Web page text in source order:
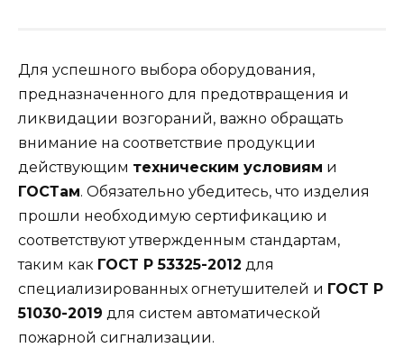
Для успешного выбора оборудования,
предназначенного для предотвращения и
ликвидации возгораний, важно обращать
внимание на соответствие продукции
действующим техническим условиям и
ГОСТам. Обязательно убедитесь, что изделия
прошли необходимую сертификацию и
соответствуют утвержденным стандартам,
таким как ГОСТ Р 53325-2012 для
специализированных огнетушителей и ГОСТ Р
51030-2019 для систем автоматической
пожарной сигнализации.